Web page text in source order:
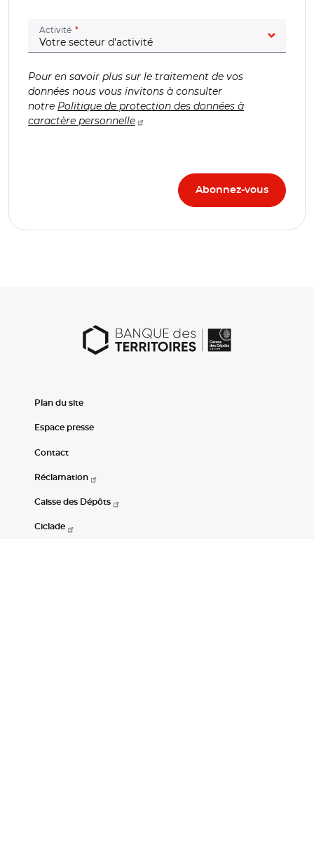
Activité (champ obligatoire)
Pour en savoir plus sur le traitement de vos
données nous vous invitons à consulter
notre Politique de protection des données à
caractère personnelle
Plan du site
Espace presse
Contact
Réclamation
Caisse des Dépôts
Ciclade